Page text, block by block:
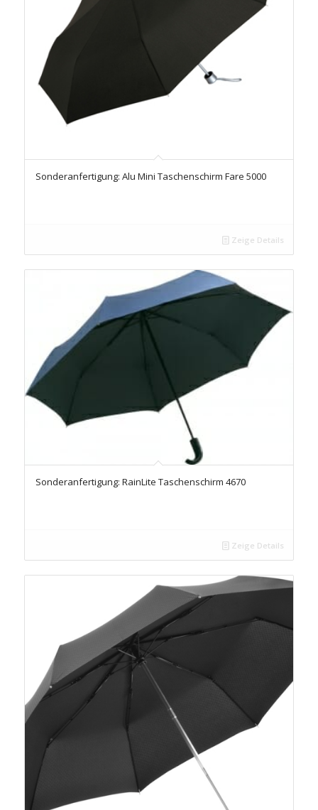
Sonderanfertigung: Alu Mini Taschenschirm Fare 5000
Zeige Details
Sonderanfertigung: RainLite Taschenschirm 4670
Zeige Details